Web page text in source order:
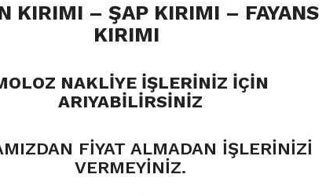
KIRIMI – ŞAP KIRIMI – FAYANS
KIRIMI
NAKLİYE İŞLERİNİZ İÇİN
ARIYABİLİRSİNİZ
FİYAT ALMADAN İŞLERİNİZİ
VERMEYİNİZ.